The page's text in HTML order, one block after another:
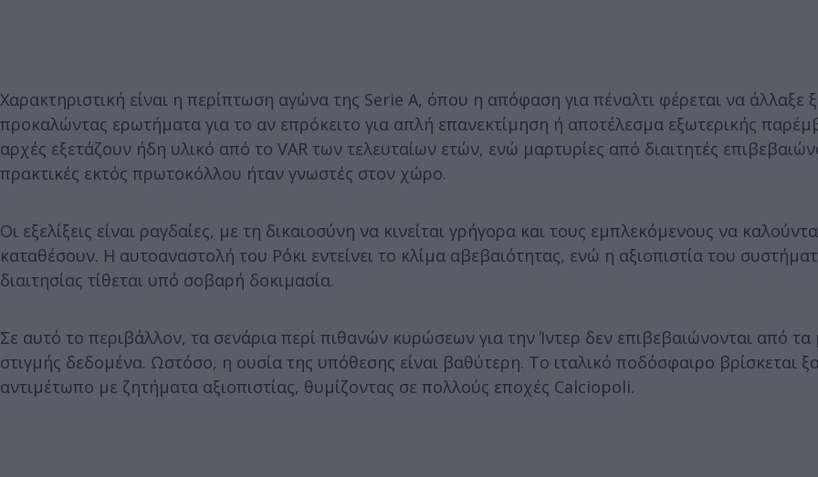
Χαρακτηριστική είναι η περίπτωση αγώνα της Serie A, όπου η απόφαση για πέναλτι φέρεται να άλλαξε
προκαλώντας ερωτήματα για το αν επρόκειτο για απλή επανεκτίμηση ή αποτέλεσμα εξωτερικής
αρχές εξετάζουν ήδη υλικό από το VAR των τελευταίων ετών, ενώ μαρτυρίες από διαιτητές
πρακτικές εκτός πρωτοκόλλου ήταν γνωστές στον χώρο.
Οι εξελίξεις είναι ραγδαίες, με τη δικαιοσύνη να κινείται γρήγορα και τους εμπλεκόμενους να
καταθέσουν. Η αυτοαναστολή του Ρόκι εντείνει το κλίμα αβεβαιότητας, ενώ η αξιοπιστία του
διαιτησίας τίθεται υπό σοβαρή δοκιμασία.
Σε αυτό το περιβάλλον, τα σενάρια περί πιθανών κυρώσεων για την Ίντερ δεν επιβεβαιώνονται από τα
στιγμής δεδομένα. Ωστόσο, η ουσία της υπόθεσης είναι βαθύτερη. Το ιταλικό ποδόσφαιρο βρίσκεται
αντιμέτωπο με ζητήματα αξιοπιστίας, θυμίζοντας σε πολλούς εποχές Calciopoli.